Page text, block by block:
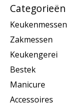
Categorieën
Keukenmessen
Zakmessen
Keukengerei
Bestek
Manicure
Accessoires